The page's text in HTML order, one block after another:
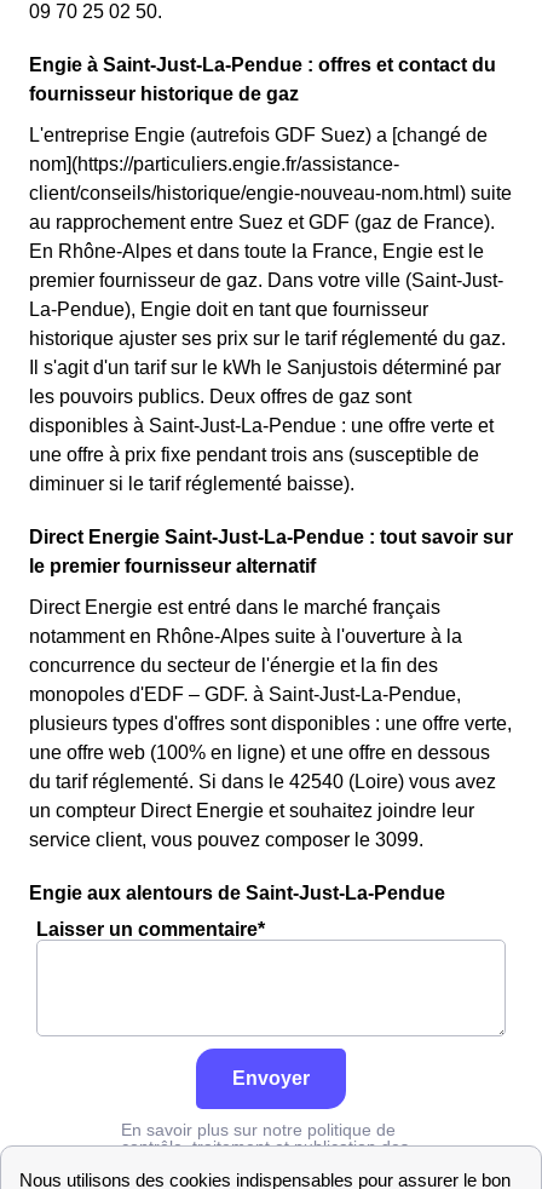
09 70 25 02 50.
Engie à Saint-Just-La-Pendue : offres et contact du
fournisseur historique de gaz
L'entreprise Engie (autrefois GDF Suez) a [changé de
nom](https://particuliers.engie.fr/assistance-
client/conseils/historique/engie-nouveau-nom.html) suite
au rapprochement entre Suez et GDF (gaz de France).
En Rhône-Alpes et dans toute la France, Engie est le
premier fournisseur de gaz. Dans votre ville (Saint-Just-
La-Pendue), Engie doit en tant que fournisseur
historique ajuster ses prix sur le tarif réglementé du gaz.
Il s'agit d'un tarif sur le kWh le Sanjustois déterminé par
les pouvoirs publics. Deux offres de gaz sont
disponibles à Saint-Just-La-Pendue : une offre verte et
une offre à prix fixe pendant trois ans (susceptible de
diminuer si le tarif réglementé baisse).
Direct Energie Saint-Just-La-Pendue : tout savoir sur
le premier fournisseur alternatif
Direct Energie est entré dans le marché français
notamment en Rhône-Alpes suite à l'ouverture à la
concurrence du secteur de l'énergie et la fin des
monopoles d'EDF – GDF. à Saint-Just-La-Pendue,
plusieurs types d'offres sont disponibles : une offre verte,
une offre web (100% en ligne) et une offre en dessous
du tarif réglementé. Si dans le 42540 (Loire) vous avez
un compteur Direct Energie et souhaitez joindre leur
service client, vous pouvez composer le 3099.
Engie aux alentours de Saint-Just-La-Pendue
Laisser un commentaire*
Envoyer
En savoir plus sur notre politique de
contrôle, traitement et publication des